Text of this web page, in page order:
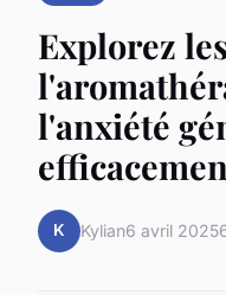
Explorez
l'anxiété
K Kylian6 avril 2025